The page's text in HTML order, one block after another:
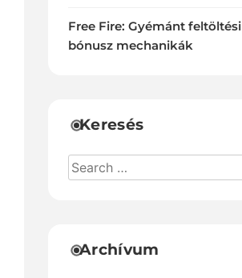
Free Fire: Gyémánt feltöltési
bónusz mechanikák
Keresés
Archívum